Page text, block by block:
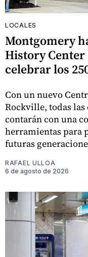
LOCALES
Montgomery
History
celebrar los
Con un nuevo
Rockville, todas
contarán con una
herramientas para
futuras
RAFAEL ULLOA
6 de agosto de 2026